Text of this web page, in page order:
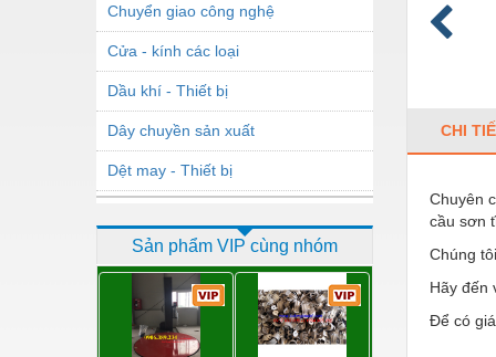
Chuyển giao công nghệ
Cửa - kính các loại
Dầu khí - Thiết bị
Dây chuyền sản xuất
Dệt may - Thiết bị
Dịch vụ - Thi công
Điện công nghiệp
Điện gia dụng
Sản phẩm VIP cùng nhóm
CHI
Chuyên
cầu sơn
Chúng
Hãy đến
Để có